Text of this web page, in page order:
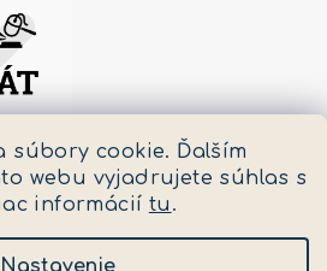
súbory cookie. Ďalším
webu vyjadrujete súhlas s
informácií tu .
Nastavenie